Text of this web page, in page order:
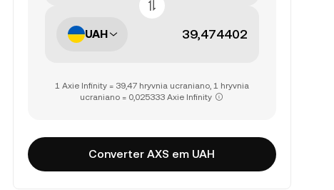
UAH
1 Axie Infinity = 39,47 hryvnia ucraniano, 1 hryvnia
ucraniano = 0,025333 Axie Infinity
Converter AXS em UAH